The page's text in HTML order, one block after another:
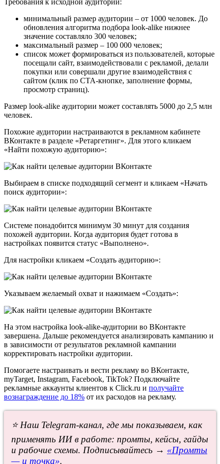
Требования к исходной аудитории:
минимальный размер аудитории – от 1000 человек. До
обновления алгоритма подбора look-alike нижнее
значение составляло 300 человек;
максимальный размер – 100 000 человек;
список может формироваться из пользователей, которые
посещали сайт, взаимодействовали с рекламой, делали
покупки или совершали другие взаимодействия с
сайтом (клик по CTA-кнопке, заполнение формы,
просмотр страниц).
Размер look-alike аудитории может составлять 5000 до 2,5 млн
человек.
Похожие аудитории настраиваются в рекламном кабинете
ВКонтакте в разделе «Ретаргетинг». Для этого кликаем
«Найти похожую аудиторию»:
Выбираем в списке подходящий сегмент и кликаем «Начать
поиск аудитории»:
Системе понадобится минимум 30 минут для создания
похожей аудитории. Когда аудитория будет готова в
настройках появится статус «Выполнено».
Для настройки кликаем «Создать аудиторию»:
Указываем желаемый охват и нажимаем «Создать»:
На этом настройка look-alike-аудитории во ВКонтакте
завершена. Дальше рекомендуется анализировать кампанию и
в зависимости от результатов рекламной кампании
корректировать настройки аудитории.
Помогаете настраивать и вести рекламу во ВКонтакте,
myTarget, Instagram, Facebook, TikTok? Подключайте
рекламные аккаунты клиентов к Click.ru и получайте
вознаграждение до 18% от их расходов на рекламу.
⭐ Наш Telegram-канал, где мы показываем, как
применять ИИ в работе: промты, кейсы, гайды
и рабочие схемы. Подписывайтесь → «Промты
— и точка».